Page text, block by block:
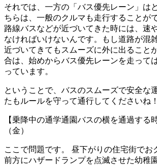
それでは、一方の「バス優先レーン」は
ちらは、一般のクルマも走行することが
路線バスなどが近づいてきた時には、速
なければいけないんです。もし道路が混
近づいてきてもスムーズに外に出ること
合は、始めからバス優先レーンを走って
っています。
ということで、バスのスムーズで安全な
たもルールを守って通行してくださいね！
【乗降中の通学通園バスの横を通過する
（金）
ここで問題です。 昼下がりの住宅街でお
前方にハザードランプを点滅させた幼稚